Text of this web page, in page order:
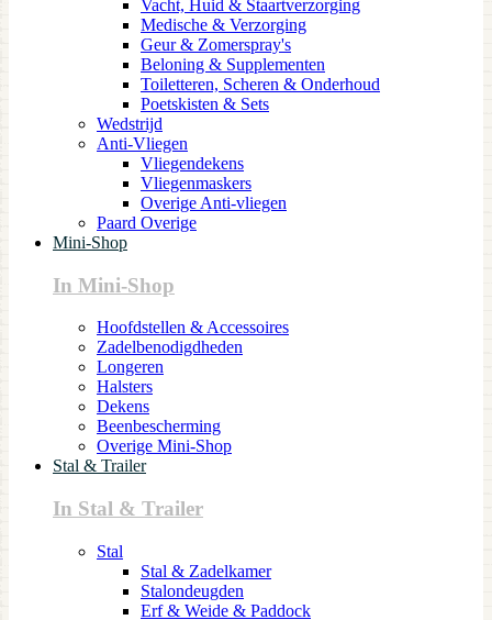
Vacht, Huid & Staartverzorging
Medische & Verzorging
Geur & Zomerspray's
Beloning & Supplementen
Toiletteren, Scheren & Onderhoud
Poetskisten & Sets
Wedstrijd
Anti-Vliegen
Vliegendekens
Vliegenmaskers
Overige Anti-vliegen
Paard Overige
Mini-Shop
In Mini-Shop
Hoofdstellen & Accessoires
Zadelbenodigdheden
Longeren
Halsters
Dekens
Beenbescherming
Overige Mini-Shop
Stal & Trailer
In Stal & Trailer
Stal
Stal & Zadelkamer
Stalondeugden
Erf & Weide & Paddock